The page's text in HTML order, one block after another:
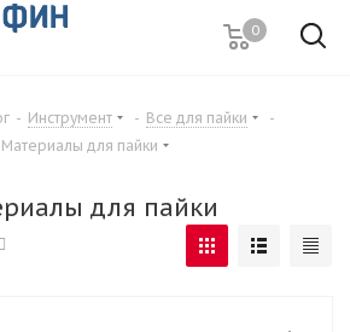
0
- Инструмент - Все для пайки
-
Материалы для пайки
для пайки